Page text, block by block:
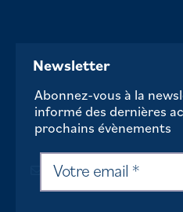
Newsletter
Abonnez-vous à la
informé des dernières
prochains évènements